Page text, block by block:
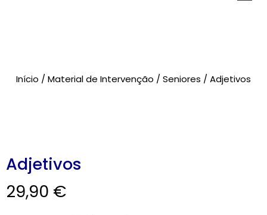
Brinquedos
Início / Material de Intervenção / Seniores / Adjetivos
Adjetivos
29,90 €